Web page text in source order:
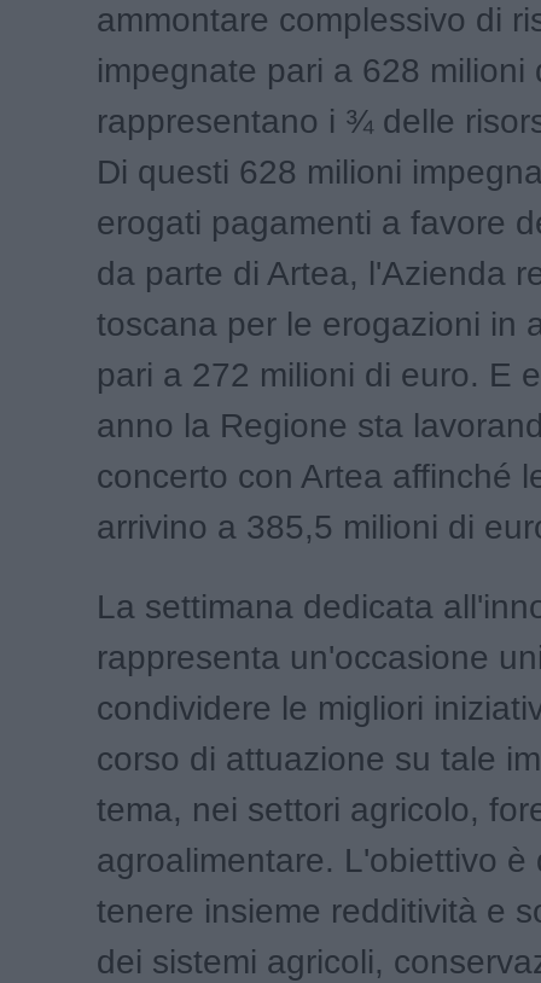
ammontare complessivo di
impegnate pari a 628 milioni
rappresentano i ¾ delle
Di questi 628 milioni
erogati pagamenti a favore
da parte di Artea, l'Azienda
toscana per le erogazioni in
pari a 272 milioni di euro. E
anno la Regione sta
concerto con Artea affinché
arrivino a 385,5 milioni di
La settimana dedicata
rappresenta un'occasione
condividere le migliori
corso di attuazione su tale
tema, nei settori agricolo,
agroalimentare. L'obiettivo è
tenere insieme redditività e
dei sistemi agricoli,